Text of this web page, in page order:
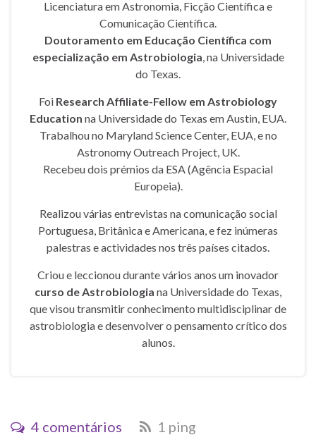
Licenciatura em Astronomia, Ficção Científica e
Comunicação Científica.
Doutoramento em Educação Científica com
especialização em Astrobiologia, na Universidade
do Texas.
Foi Research Affiliate-Fellow em Astrobiology
Education na Universidade do Texas em Austin, EUA.
Trabalhou no Maryland Science Center, EUA, e no
Astronomy Outreach Project, UK.
Recebeu dois prémios da ESA (Agência Espacial
Europeia).
Realizou várias entrevistas na comunicação social
Portuguesa, Britânica e Americana, e fez inúmeras
palestras e actividades nos três países citados.
Criou e leccionou durante vários anos um inovador
curso de Astrobiologia na Universidade do Texas,
que visou transmitir conhecimento multidisciplinar de
astrobiologia e desenvolver o pensamento crítico dos
alunos.
4 comentários 1 ping